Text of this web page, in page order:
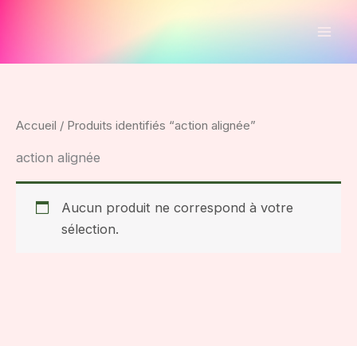
Accueil / Produits identifiés “action alignée”
action alignée
Aucun produit ne correspond à votre
sélection.